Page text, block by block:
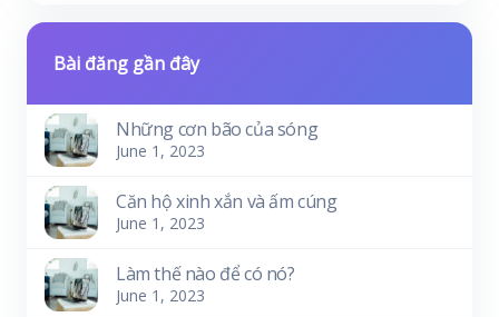
Bài đăng gần đây
Những cơn bão của sóng
June 1, 2023
Căn hộ xinh xắn và ấm cúng
June 1, 2023
Làm thế nào để có nó?
June 1, 2023